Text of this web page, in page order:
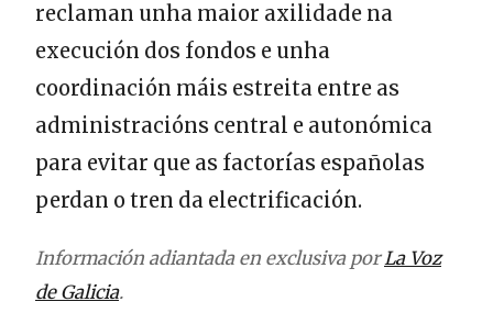
reclaman unha maior axilidade na
execución dos fondos e unha
coordinación máis estreita entre as
administracións central e autonómica
para evitar que as factorías españolas
perdan o tren da electrificación.
Información adiantada en exclusiva porLa Voz
de Galicia.